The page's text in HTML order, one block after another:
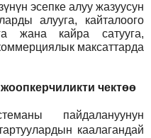
эсепке алуу жазуусун
алууга, кайталоого
жана кайра сатууга,
максаттарда
чектөө
пайдалануунун
каалагандай